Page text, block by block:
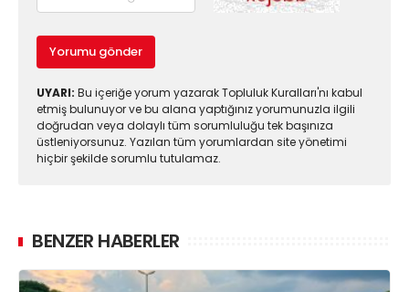
Yorumu gönder
UYARI: Bu içeriğe yorum yazarak Topluluk Kuralları'nı kabul
etmiş bulunuyor ve bu alana yaptığınız yorumunuzla ilgili
doğrudan veya dolaylı tüm sorumluluğu tek başınıza
üstleniyorsunuz. Yazılan tüm yorumlardan site yönetimi
hiçbir şekilde sorumlu tutulamaz.
BENZER HABERLER